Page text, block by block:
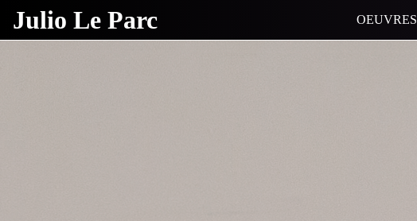
Julio Le Parc OEUVRES